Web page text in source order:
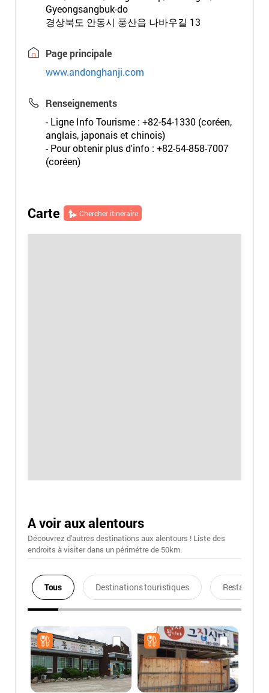
Gyeongsangbuk-do
경상북도 안동시 풍산읍 나바우길 13
Page principale
www.andonghanji.com
Renseignements
- Ligne Info Tourisme : +82-54-1330 (coréen,
anglais, japonais et chinois)
- Pour obtenir plus d'info : +82-54-858-7007
(coréen)
Carte Chercher itinéraire
A voir aux alentours
Découvrez d'autres destinations aux alentours ! Liste des
endroits à visiter dans un périmétre de 50km.
Tous Destinations touristiques Restaurants